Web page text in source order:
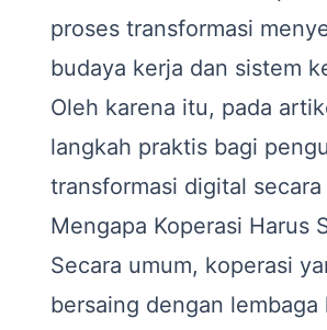
proses transformasi
budaya kerja dan sistem
Oleh karena itu, pada
langkah praktis bagi
transformasi digital
Mengapa Koperasi Harus
Secara umum, koperasi
bersaing dengan